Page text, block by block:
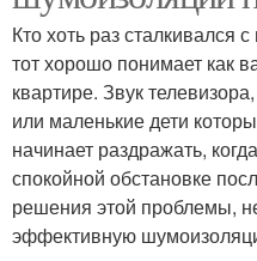
Кто хоть раз
тот хорошо понимает как
квартире. Звук
или маленькие дети
начинает раздражать,
спокойной обстановке
решения этой проблемы,
эффективную